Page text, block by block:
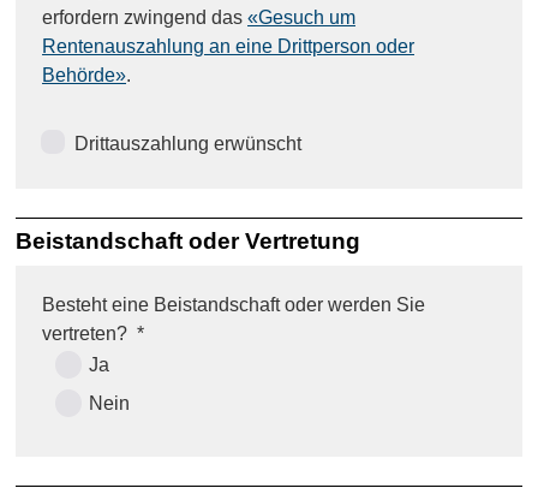
erfordern zwingend das«Gesuch um
Rentenauszahlung an eine Drittperson oder
Behörde».
Drittauszahlung erwünscht
Beistandschaft oder Vertretung
Besteht eine Beistandschaft oder werden Sie
vertreten? *
Ja
Nein